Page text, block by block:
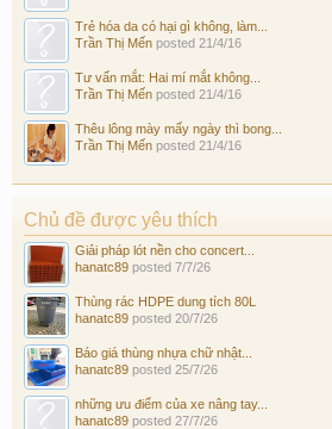
Trẻ hóa da có hại gì không, làm...
Trần Thị Mến posted 21/4/16
Tư vấn mắt: Hai mí mắt không...
Trần Thị Mến posted 21/4/16
Thêu lông mày mấy ngày thì bong...
Trần Thị Mến posted 21/4/16
Chủ đề được yêu thích
Giải pháp lót nền cho concert...
hanatc89 posted 7/7/26
Thùng rác HDPE dung tích 80L
hanatc89 posted 20/7/26
Báo giá thùng nhựa chữ nhật...
hanatc89 posted 25/7/26
những ưu điểm của xe nâng tay...
hanatc89 posted 27/7/26